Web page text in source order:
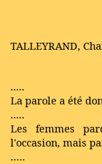
TALLEYRAND,
.....
La parole a été
.....
Les femmes
l'occasion, mais
…..